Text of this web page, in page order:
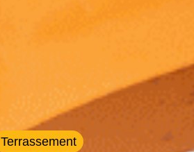
Terrassement